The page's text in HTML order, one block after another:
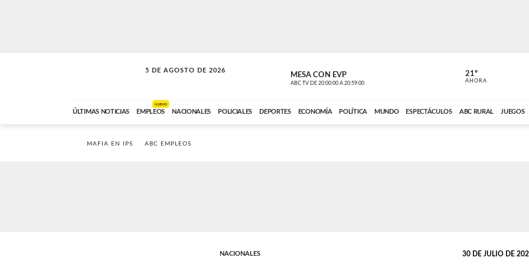
5 DE AGOSTO DE 2026
SOLO MÚSICA MESA CON EVP
ABC TV DE 20:00:00 A 20:59:00 ABC CARDINAL
21º
AHORA
ÚLTIMAS NOTICIAS EMPLEOS
NUEVO
NACIONALES POLICIALES DEPORTES ECONOMÍA POLÍTICA MUNDO ESPECTÁCULOS ABC RURAL JUEGOS
MAFIA EN IPS ABC EMPLEOS
NACIONALES 30 DE JULIO DE